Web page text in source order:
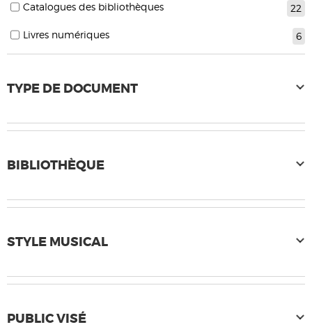
22
Catalogues des bibliothèques
6
Livres numériques
TYPE DE DOCUMENT
BIBLIOTHÈQUE
STYLE MUSICAL
PUBLIC VISÉ